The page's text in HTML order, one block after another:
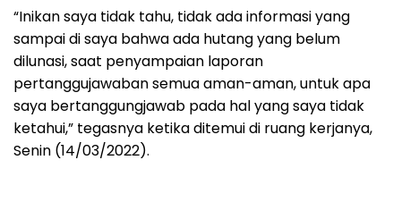
“Inikan saya tidak tahu, tidak ada informasi yang
sampai di saya bahwa ada hutang yang belum
dilunasi, saat penyampaian laporan
pertanggujawaban semua aman-aman, untuk apa
saya bertanggungjawab pada hal yang saya tidak
ketahui,” tegasnya ketika ditemui di ruang kerjanya,
Senin (14/03/2022).